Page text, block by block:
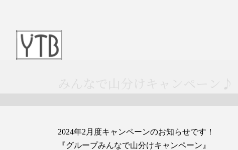
2024年2月度キャンペーンのお知らせです！
『グループみんなで山分けキャンペーン』